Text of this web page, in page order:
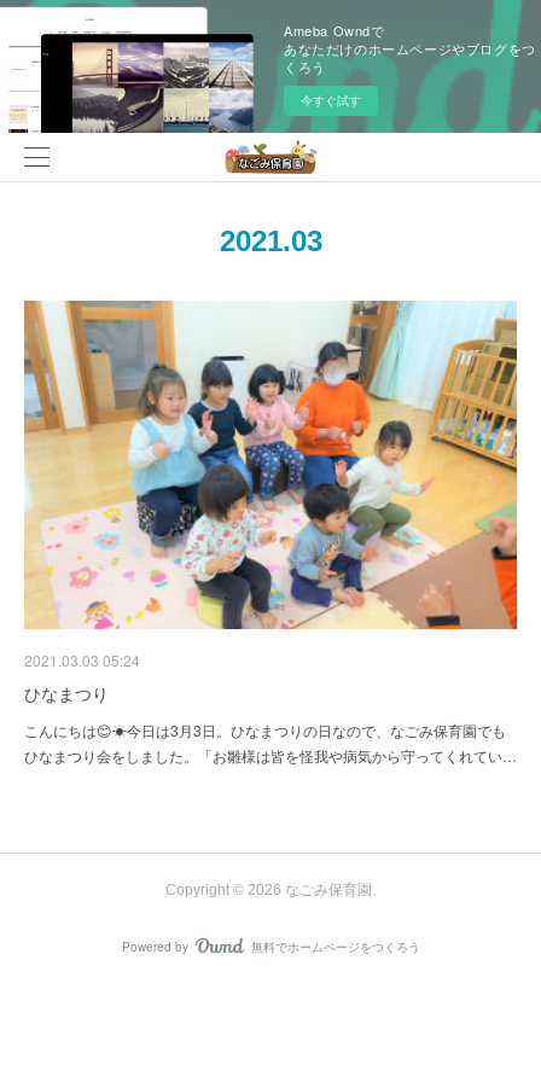
Ameba Owndで
あなただけのホームページやブログをつ
くろう
今すぐ試す
2021.03
2021.03.03 05:24
ひなまつり
こんにちは😊☀今日は3月3日。ひなまつりの日なので、なごみ保育園でも
ひなまつり会をしました。「お雛様は皆を怪我や病気から守ってくれてい…
Copyright © 2026 なごみ保育園 .
Powered by AmebaOwnd
無料でホームページをつくろう